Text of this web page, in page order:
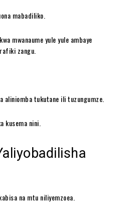
mabadiliko.
mwanaume yule yule ambaye
zangu.
aliniomba tukutane ili tuzungumze.
kusema nini.
na mtu niliyemzoea.